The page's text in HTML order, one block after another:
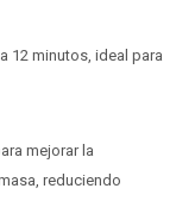
12 minutos, ideal para
mejorar la
reduciendo